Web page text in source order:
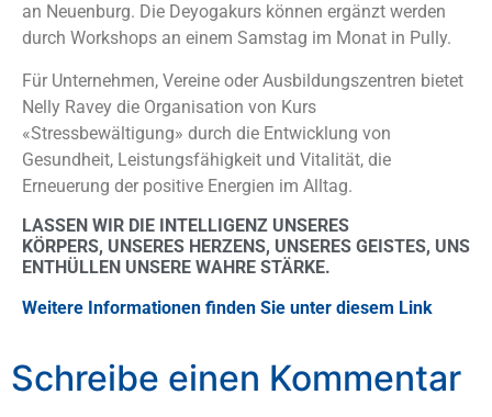
an Neuenburg. Die Deyogakurs können ergänzt werden
durch Workshops an einem Samstag im Monat in Pully.
Für Unternehmen, Vereine oder Ausbildungszentren bietet
Nelly Ravey die Organisation von Kurs
«Stressbewältigung» durch die Entwicklung von
Gesundheit, Leistungsfähigkeit und Vitalität, die
Erneuerung der positive Energien im Alltag.
LASSEN WIR DIE INTELLIGENZ UNSERES
KÖRPERS, UNSERES HERZENS, UNSERES GEISTES, UNS
ENTHÜLLEN UNSERE WAHRE STÄRKE.
Weitere Informationen finden Sie unter diesem Link
Schreibe einen Kommentar